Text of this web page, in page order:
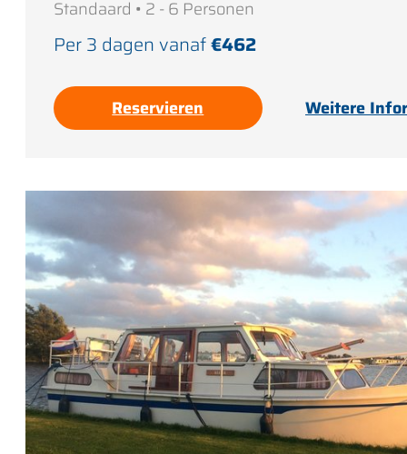
Standaard • 2 - 6 Personen
Per 3 dagen vanaf€462
Reservieren Weitere